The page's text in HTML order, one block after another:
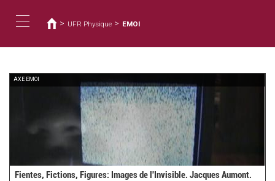
容
navigation
在
這
裡
> UFR Physique > EMOI
AXE EMOI
Fientes, Fictions, Figures: Images de l'Invisible. Jacques Aumont.